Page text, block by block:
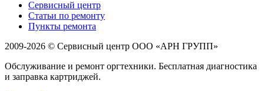
Сервисный центр
Статьи по ремонту
Пункты ремонта
2009-2026 © Сервисный центр ООО «АРН ГРУПП»
Обслуживание и ремонт оргтехники. Бесплатная диагностика
и заправка картриджей.